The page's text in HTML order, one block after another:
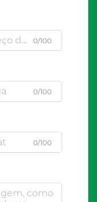
0/100
0/100
0/100